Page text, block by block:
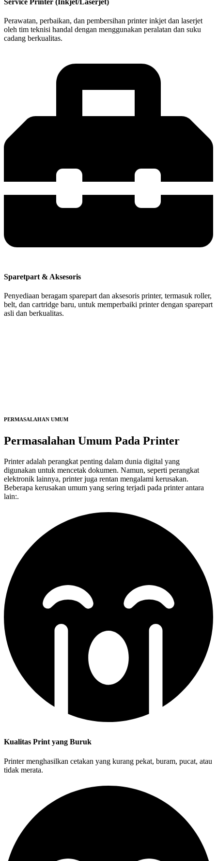
Perawatan, perbaikan, dan pembersihan printer inkjet dan laserjet
oleh tim teknisi handal dengan menggunakan peralatan dan suku
cadang berkualitas.
Sparetpart & Aksesoris
Penyediaan beragam sparepart dan aksesoris printer, termasuk roller,
belt, dan cartridge baru, untuk memperbaiki printer dengan sparepart
asli dan berkualitas.
PERMASALAHAN UMUM
Permasalahan Umum Pada Printer
Printer adalah perangkat penting dalam dunia digital yang
digunakan untuk mencetak dokumen. Namun, seperti perangkat
elektronik lainnya, printer juga rentan mengalami kerusakan.
Beberapa kerusakan umum yang sering terjadi pada printer antara
lain:.
Kualitas Print yang Buruk
Printer menghasilkan cetakan yang kurang pekat, buram, pucat, atau
tidak merata.